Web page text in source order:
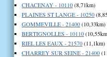
CHACENAY - 10110(8,71km)
PLAINES ST LANGE - 10250
GOMMEVILLE - 21400(10,33km)
BERTIGNOLLES - 10110
RIEL LES EAUX - 21570(11,1km)
CHARREY SUR SEINE - 21400